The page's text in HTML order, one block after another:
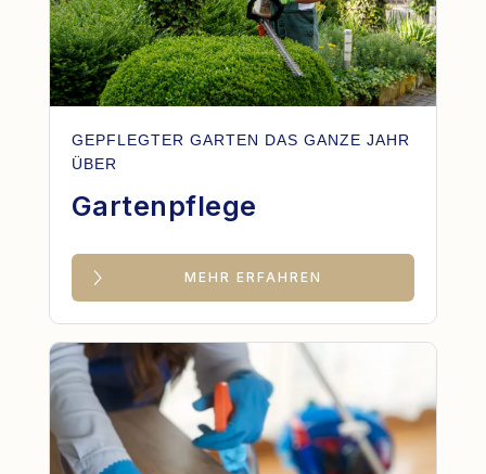
GEPFLEGTER GARTEN DAS GANZE JAHR
ÜBER
Gartenpflege
MEHR ERFAHREN